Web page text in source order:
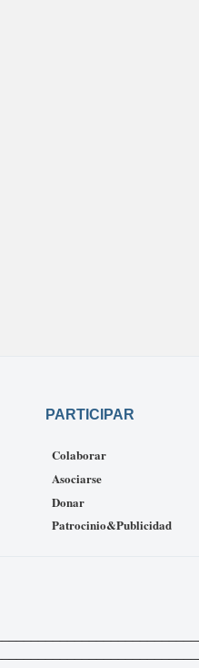
PARTICIPAR
Colaborar
Asociarse
Donar
Patrocinio&Publicidad